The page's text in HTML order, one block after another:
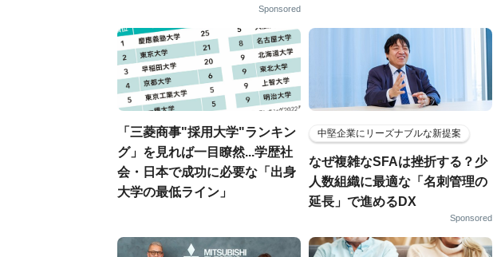
Sponsored
「三菱商事"採用大学"ランキン
グ」を見れば一目瞭然...学歴社
会・日本で成功に必要な「出身
大学の最低ライン」
中堅企業にリーズナブルな新提案
なぜ複雑なSFAは挫折する？少
人数組織に最適な「名刺管理の
延長」で進めるDX
Sponsored